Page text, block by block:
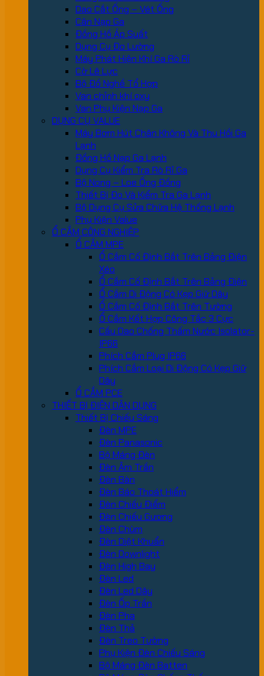
Dao Cắt Ống – Vét Ống
Cân Nạp Ga
Đồng Hồ Áp Suất
Dụng Cụ Đo Lường
Máy Phát Hiện Khí Ga Rò Rỉ
Cờ Lê Lực
Bộ Đồ Nghề Tổ Hợp
Van chỉnh khí oxy
Van Phụ Kiện Nạp Ga
DỤNG CỤ VALUE
Máy Bơm Hút Chân Không Và Thu Hồi Ga
Lạnh
Đồng Hồ Nạp Ga Lạnh
Dụng Cụ Kiểm Tra Rò Rỉ Ga
Bộ Nong – Loe Ống Đồng
Thiết Bị Đo Và Kiểm Tra Ga Lạnh
Bộ Dụng Cụ Sửa Chữa Hệ Thống Lạnh
Phụ Kiện Value
Ổ CẮM CÔNG NGHIỆP
Ổ CẮM MPE
Ổ Cắm Cố Định Bắt Trên Bảng Điện
Xéo
Ổ Cắm Cố Định Bắt Trên Bảng Điện
Ổ Cắm Di Động Có Kẹp Giữ Dây
Ổ Cắm Cố Định Bắt Trên Tường
Ổ Cắm Kết Hợp Công Tắc 3 Cực
Cầu Dao Chống Thấm Nước Isolator-
IP66
Phích Cắm Plug IP66
Phích Cắm Loại Di Động Có Kẹp Giữ
Dây
Ổ CẮM PCE
THIẾT BỊ ĐIỆN DÂN DỤNG
Thiết Bị Chiếu Sáng
Đèn MPE
Đèn Panasonic
Bộ Máng Đèn
Đèn Âm Trần
Đèn Bàn
Đèn Báo Thoát Hiểm
Đèn Chiếu Điểm
Đèn Chiếu Gương
Đèn Chùm
Đèn Diệt Khuẩn
Đèn Downlight
Đèn High Bay
Đèn Led
Đèn Led Dây
Đèn Ốp Trần
Đèn Pha
Đèn Thả
Đèn Treo Tường
Phụ Kiện Đèn Chiếu Sáng
Bộ Máng Đèn Batten